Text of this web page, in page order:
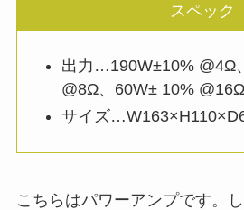
スペック
出力…190W±10% @4Ω
@8Ω、60W± 10% @16Ω
サイズ
こちらはパワーアンプです。